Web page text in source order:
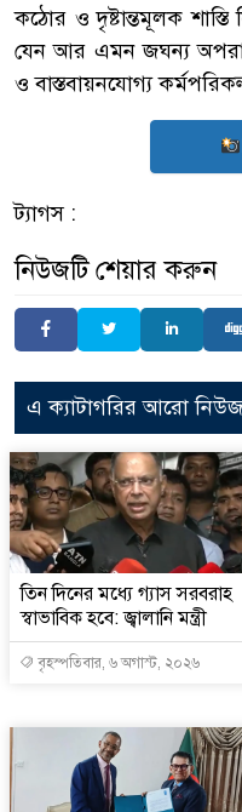
কঠোর ও দৃষ্টান্তমূলক শাস্তি
যেন আর এমন জঘন্য অপরাধ
ও বাস্তবায়নযোগ্য
ট্যাগস :
নিউজটি শেয়ার করুন
এ ক্যাটাগরির আরো নিউজ
তিন দিনের মধ্যে গ্যাস সরবরাহ
স্বাভাবিক হবে: জ্বালানি মন্ত্রী
বৃহস্পতিবার, ৬ অগাস্ট, ২০২৬